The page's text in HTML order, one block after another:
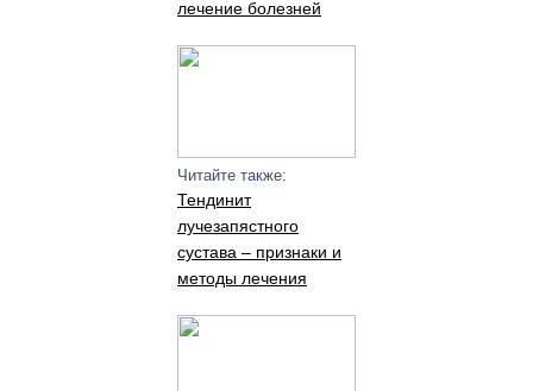
лечение болезней
Читайте также:
Тендинит
лучезапястного
сустава – признаки и
методы лечения